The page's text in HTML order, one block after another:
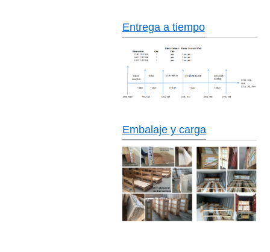
Entrega a tiempo
Embalaje y carga